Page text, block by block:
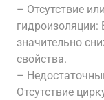
– Отсутствие
гидроизоляции:
значительно
свойства.
–
Отсутствие